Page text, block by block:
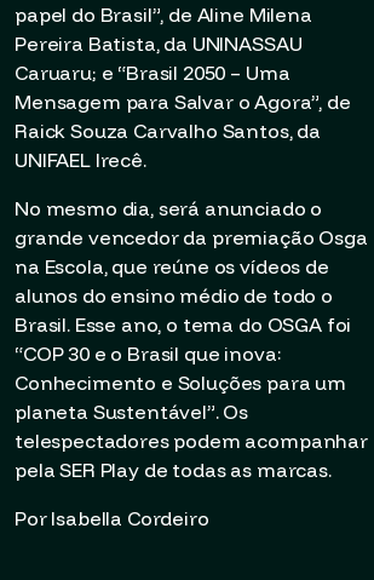
papel do Brasil”, de Aline Milena
Pereira Batista, da UNINASSAU
Caruaru; e “Brasil 2050 – Uma
Mensagem para Salvar o Agora”, de
Raick Souza Carvalho Santos, da
UNIFAEL Irecê.
No mesmo dia, será anunciado o
grande vencedor da premiação Osga
na Escola, que reúne os vídeos de
alunos do ensino médio de todo o
Brasil. Esse ano, o tema do OSGA foi
“COP 30 e o Brasil que inova:
Conhecimento e Soluções para um
planeta Sustentável”. Os
telespectadores podem acompanhar
pela SER Play de todas as marcas.
Por Isabella Cordeiro